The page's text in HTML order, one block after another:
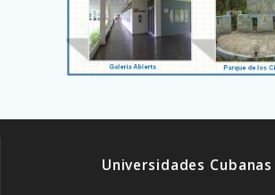
Universidades Cubanas